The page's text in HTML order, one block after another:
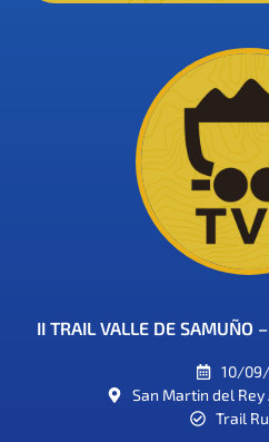
II TRAIL VALLE DE SAMUÑO
10/
San Martin del
Trail